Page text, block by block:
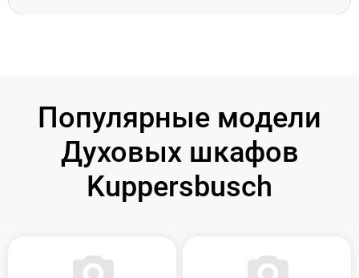
Популярные модели
Духовых шкафов
Kuppersbusch